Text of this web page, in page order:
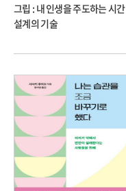
그립 : 내 인생을 주도하는 시간
설계의 기술